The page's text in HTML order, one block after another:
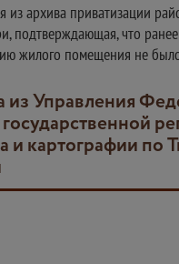
из архива приватизации
подтверждающая, что
жилого помещения не
и картографии по